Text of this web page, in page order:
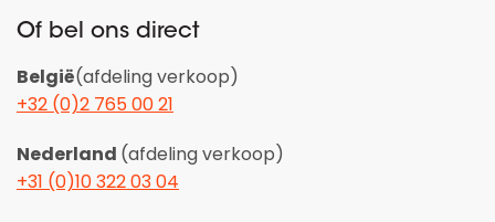
Of bel ons direct
België(afdeling verkoop)
+32 (0)2 765 00 21
Nederland (afdeling verkoop)
+31 (0)10 322 03 04